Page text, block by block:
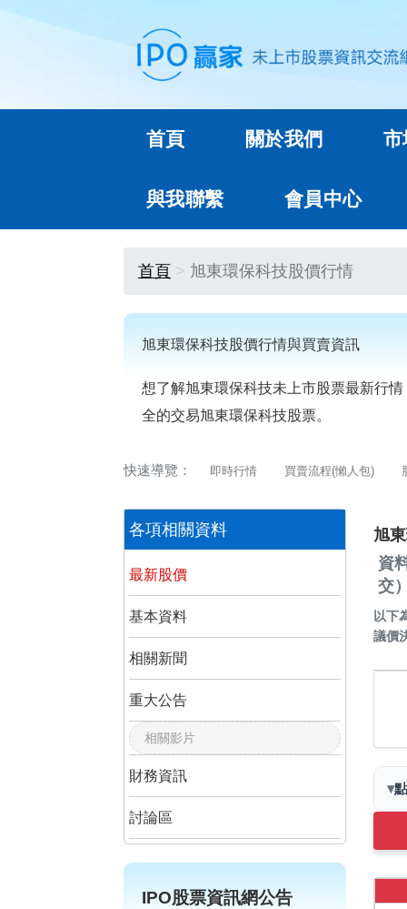
首頁 關於我們 市
與我聯繫 會員中心
首頁 旭東環保科技股價行情
旭東環保科技股價行情與買賣資訊
想了解旭東環保科技未上市股票最新行
全的交易旭東環保科技股票。
快速導覽： 即時行情 買賣流程(懶人包)
各項相關資料
最新股價
基本資料
相關新聞
重大公告
相關影片
財務資訊
討論區
IPO股票資訊網公告
旭
資
交
以下
議價
▾